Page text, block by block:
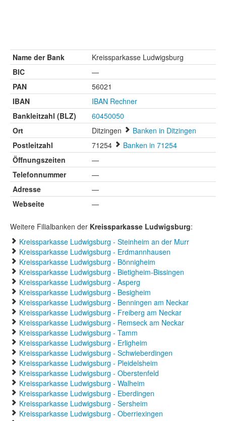
Name der Bank
Kreissparkasse Ludwigsburg
BIC
—
PAN
56021
IBAN
IBAN Rechner
Bankleitzahl (BLZ)
60450050
Ort
Ditzingen
Banken in Ditzingen
Postleitzahl
71254
Banken in 71254
Öffnungszeiten
—
Telefonnummer
—
Adresse
—
Webseite
—
Weitere Filialbanken der Kreissparkasse Ludwigsburg:
Kreissparkasse Ludwigsburg - Steinheim an der Murr
Kreissparkasse Ludwigsburg - Erdmannhausen
Kreissparkasse Ludwigsburg - Bönnigheim
Kreissparkasse Ludwigsburg - Bietigheim-Bissingen
Kreissparkasse Ludwigsburg - Asperg
Kreissparkasse Ludwigsburg - Besigheim
Kreissparkasse Ludwigsburg - Benningen am Neckar
Kreissparkasse Ludwigsburg - Freiberg am Neckar
Kreissparkasse Ludwigsburg - Remseck am Neckar
Kreissparkasse Ludwigsburg - Tamm
Kreissparkasse Ludwigsburg - Erligheim
Kreissparkasse Ludwigsburg - Schwieberdingen
Kreissparkasse Ludwigsburg - Pleidelsheim
Kreissparkasse Ludwigsburg - Oberstenfeld
Kreissparkasse Ludwigsburg - Walheim
Kreissparkasse Ludwigsburg - Eberdingen
Kreissparkasse Ludwigsburg - Sersheim
Kreissparkasse Ludwigsburg - Oberriexingen